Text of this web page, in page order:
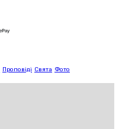
Проповіді Свята Фото